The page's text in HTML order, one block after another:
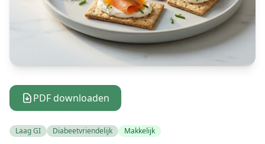
PDF downloaden
Laag GI Diabeetvriendelijk Makkelijk